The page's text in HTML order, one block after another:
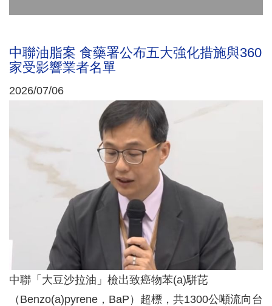
中聯油脂案 食藥署公布五大強化措施與360
家受影響業者名單
2026/07/06
中聯「大豆沙拉油」檢出致癌物苯(a)駢芘
（Benzo(a)pyrene，BaP）超標，共1300公噸流向台